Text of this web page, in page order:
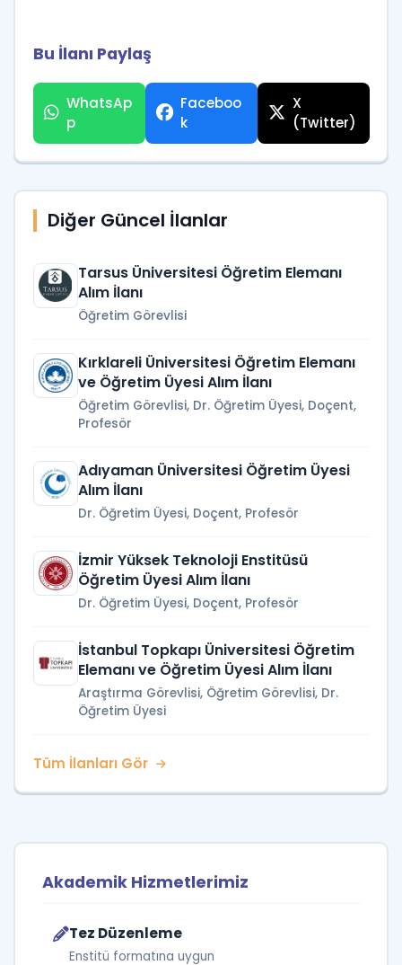
Bu İlanı Paylaş
WhatsAp
p
Faceboo
k
X
(Twitter)
Diğer Güncel İlanlar
Tarsus Üniversitesi Öğretim Elemanı
Alım İlanı
Öğretim Görevlisi
Kırklareli Üniversitesi Öğretim Elemanı
ve Öğretim Üyesi Alım İlanı
Öğretim Görevlisi, Dr. Öğretim Üyesi, Doçent,
Profesör
Adıyaman Üniversitesi Öğretim Üyesi
Alım İlanı
Dr. Öğretim Üyesi, Doçent, Profesör
İzmir Yüksek Teknoloji Enstitüsü
Öğretim Üyesi Alım İlanı
Dr. Öğretim Üyesi, Doçent, Profesör
İstanbul Topkapı Üniversitesi Öğretim
Elemanı ve Öğretim Üyesi Alım İlanı
Araştırma Görevlisi, Öğretim Görevlisi, Dr.
Öğretim Üyesi
Tüm İlanları Gör
Akademik Hizmetlerimiz
Tez Düzenleme
Enstitü formatına uygun